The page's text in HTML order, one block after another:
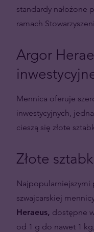
standardy nałożone
ramach
Argor
Mennica oferuje
inwestycyjnych,
cieszą się złote
Złote
Najpopularniejszymi
szwajcarskiej
Heraeus, dostępne
od 1 g do nawet 1